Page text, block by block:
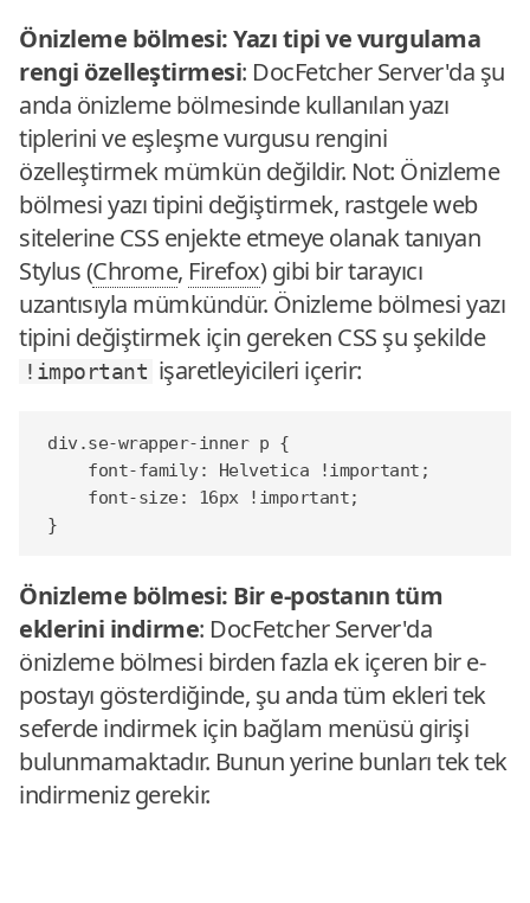
Önizleme bölmesi: Yazı tipi ve vurgulama
rengi özelleştirmesi: DocFetcher Server'da şu
anda önizleme bölmesinde kullanılan yazı
tiplerini ve eşleşme vurgusu rengini
özelleştirmek mümkün değildir. Not: Önizleme
bölmesi yazı tipini değiştirmek, rastgele web
sitelerine CSS enjekte etmeye olanak tanıyan
Stylus (Chrome, Firefox) gibi bir tarayıcı
uzantısıyla mümkündür. Önizleme bölmesi yazı
tipini değiştirmek için gereken CSS şu şekilde
!important işaretleyicileri içerir:
div .se-wrapper-inner p {
font-family: Helvetica !important ;
font-size: 16px !important;
}
Önizleme bölmesi: Bir e-postanın tüm
eklerini indirme: DocFetcher Server'da
önizleme bölmesi birden fazla ek içeren bir e-
postayı gösterdiğinde, şu anda tüm ekleri tek
seferde indirmek için bağlam menüsü girişi
bulunmamaktadır. Bunun yerine bunları tek tek
indirmeniz gerekir.